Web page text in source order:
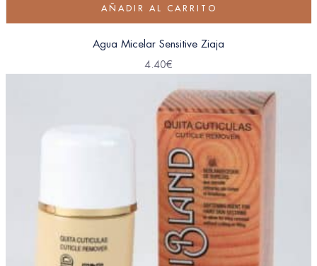
AÑADIR AL CARRITO
Agua Micelar Sensitive Ziaja
4.40€